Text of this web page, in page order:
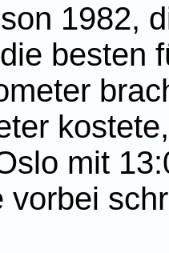
1982,
besten
mit
vorbei